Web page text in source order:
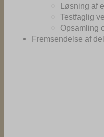
Løsning af
Testfaglig
Opsamling
Fremsendelse af